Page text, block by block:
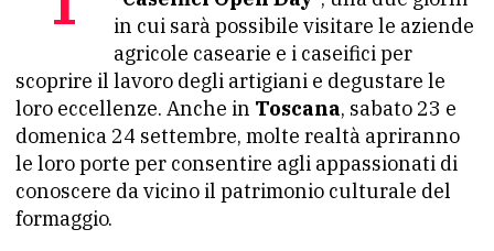
in cui sarà possibile visitare le aziende
agricole casearie e i caseifici per
scoprire il lavoro degli artigiani e degustare le
loro eccellenze. Anche in Toscana, sabato 23 e
domenica 24 settembre, molte realtà apriranno
le loro porte per consentire agli appassionati di
conoscere da vicino il patrimonio culturale del
formaggio.